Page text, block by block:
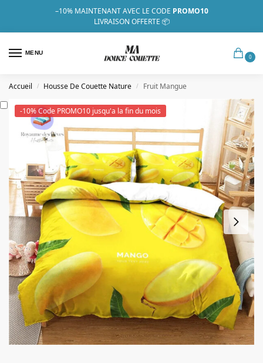
–10% MAINTENANT AVEC LE CODE PROMO10
LIVRAISON OFFERTE 📦
MENU
0
Accueil / Housse De Couette Nature / Fruit Mangue
-10% Code PROMO10 jusqu'a la fin du mois